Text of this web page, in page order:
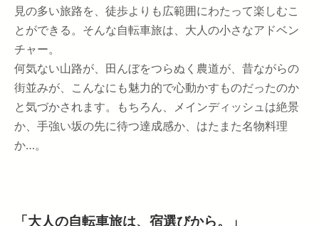
見の多い旅路を、徒歩よりも広範囲にわたって楽しむこ
とができる。そんな自転車旅は、大人の小さなアドベン
チャー。
何気ない山路が、田んぼをつらぬく農道が、昔ながらの
街並みが、こんなにも魅力的で心動かすものだったのか
と気づかされます。もちろん、メインディッシュは絶景
か、手強い坂の先に待つ達成感か、はたまた名物料理
か…。
「大人の自転車旅は、宿選びから。」